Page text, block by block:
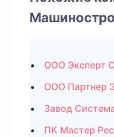
ООО Эксперт
ООО Партнер
Завод
ПК Мастер